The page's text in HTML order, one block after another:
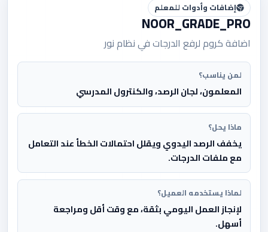
استعراض الباقات
الذاتي والجودة
المؤسسية
الجودة والتقويم
تنظيم أعمال التقويم الذاتي والجودة
المؤسسية بطريقة أوضح وأسهل
للمتابعة.
ETEC
استعراض الباقات
الذكي لإدارة المتابعة
الصفية
المتابعة الطلابية
المؤشرات التعليمية بصورة قابلة
استعراض الباقات
إضافات وأدوات للمعلم
NOOR_GRADE_PRO
اضافة كروم لرفع الدرجات في نظام نور
لمن يناسب؟
المعلمون، لجان الرصد، والكنترول المدرسي
ماذا يحل؟
يخفف الرصد اليدوي ويقلل احتمالات الخطأ عند التعامل
مع ملفات الدرجات.
لماذا يستخدمه العميل؟
لإنجاز العمل اليومي بثقة، مع وقت أقل ومراجعة
أسهل.